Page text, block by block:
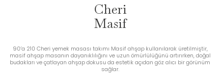
Cheri
Masif
90’a 210 Cheri yemek masası takımı Masif ahşap kullanılarak üretilmiştir,
masif ahşap masanın dayanıklılığını ve uzun ömürlülüğünü artırırken, doğal
budakları ve çatlayan ahşap dokusu da estetik açıdan göz alıcı bir görünüm
sağlar.